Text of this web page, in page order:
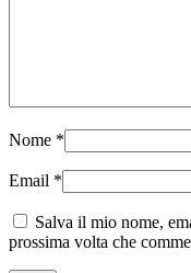
Nome *
Email *
Salva il mio nome,
prossima volta che